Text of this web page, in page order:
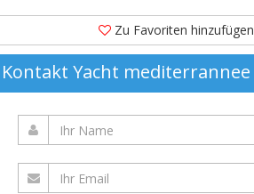
2024
gefertigt.
Angesiedelt
(Frankreich)
verfügbar
Zu Favoriten hinzufügen
Kontakt Yacht mediterrannee